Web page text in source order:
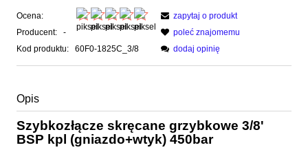
Ocena:
Producent:
-
Kod produktu:
60F0-1825C_3/8
zapytaj o produkt
poleć znajomemu
dodaj opinię
Opis
Szybkozłącze skręcane grzybkowe 3/8'
BSP kpl (gniazdo+wtyk) 450bar